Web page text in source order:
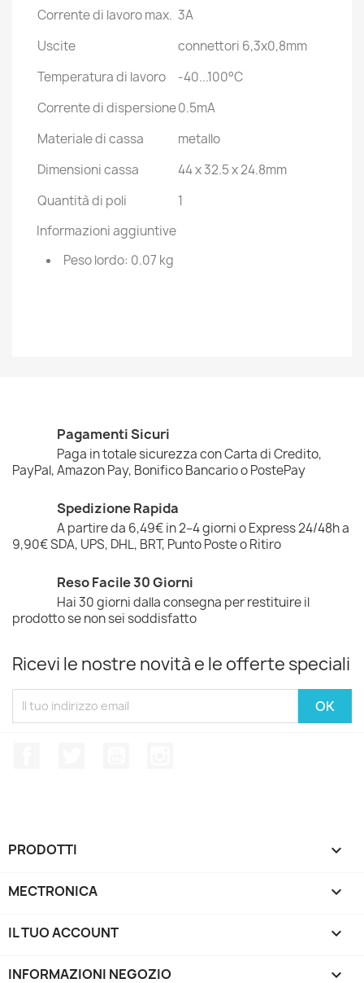
Corrente di lavoro max. 3A
Uscite
connettori 6,3x0,8mm
Temperatura di lavoro
-40...100°C
Corrente di dispersione0.5mA
Materiale di cassa
metallo
Dimensioni cassa
44 x 32.5 x 24.8mm
Quantità di poli
1
Informazioni aggiuntive
Peso lordo: 0.07 kg
Pagamenti Sicuri
Paga in totale sicurezza con Carta di Credito,
PayPal, Amazon Pay, Bonifico Bancario o PostePay
Spedizione Rapida
A partire da 6,49€ in 2–4 giorni o Express 24/48h a
9,90€ SDA, UPS, DHL, BRT, Punto Poste o Ritiro
Reso Facile 30 Giorni
Hai 30 giorni dalla consegna per restituire il
prodotto se non sei soddisfatto
Ricevi le nostre novità e le offerte speciali
PRODOTTI 
MECTRONICA 
IL TUO ACCOUNT 
INFORMAZIONI NEGOZIO keyboard_arrow_down